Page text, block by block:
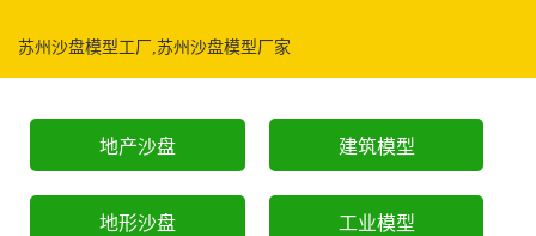
苏州沙盘模型工厂,苏州沙盘模型厂家
地产沙盘 建筑模型
地形沙盘 工业模型